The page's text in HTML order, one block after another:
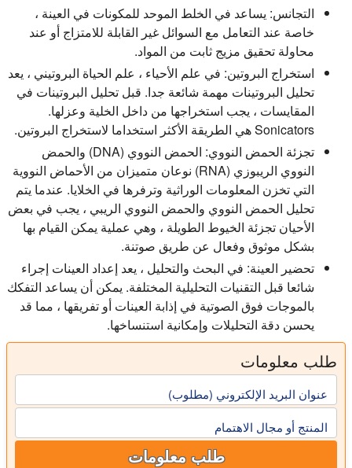
التجانس: يساعد في الخلط الموحد للمكونات في العينة ،
خاصة عند التعامل مع السوائل غير القابلة للامتزاج أو عند
محاولة تحقيق مزيج ثابت من المواد.
استخراج البروتين: في علم الأحياء ، علم الحياة البروتيني ، يعد
تحليل البروتينات مهمة شائعة جدا. قبل تحليل البروتينات في
المقايسات ، يجب استخراجها من داخل الخلية وعزلها.
Sonicators هي الطريقة الأكثر استخداما لاستخراج البروتين.
تجزئة الحمض النووي:
الحمض النووي (DNA) والحمض
النووي الريبوزي (RNA) نوعان متميزان من الأحماض النووية
التي تخزن المعلومات الوراثية وترفرها في الخلايا. عندما يتم
تحليل الحمض النووي والحمض النووي الريبي ، يجب في بعض
الأحيان تجزئة الخيوط الطويلة ، وهي عملية يمكن القيام بها
بشكل موثوق وفعال عن طريق صوتنة.
تحضير العينة: في البحث والتحليل ، يعد إعداد العينات إجراء
شائعا قبل التقنيات التحليلية المختلفة. يمكن أن يساعد التفكك
بالموجات فوق الصوتية في إذابة العينات أو تفريقها ، مما قد
يحسن دقة التحليلات وإمكانية استنساخها.
طلب معلومات
عنوان البريد الإلكتروني (مطلوب)
المنتج أو مجال الاهتمام
طلب معلومات